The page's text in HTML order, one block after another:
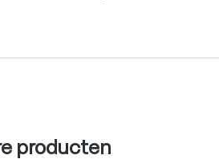
producten